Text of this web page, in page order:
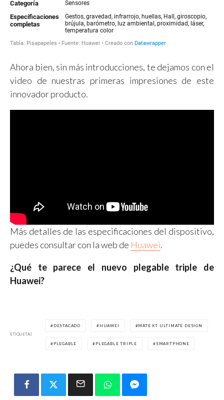
Ahora bien, sin más introducciones, te dejamos con el
video de nuestras primeras impresiones de este
innovador producto.
Más detalles de las especificaciones del dispositivo,
puedes consultar con la web de Huawei.
¿Qué te parece el nuevo plegable triple de
Huawei?
ETIQUETAS
DESTACADO HUAWEI MATE XT ULTIMATE DESIGN
PLEGABLE PLEGABLE TRIPLE SMARTPHONE